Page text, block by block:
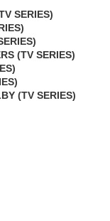
SERIES)
(TV SERIES)
(TV SERIES)